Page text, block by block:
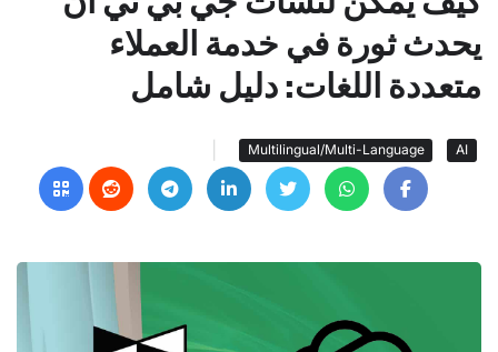
يحدث ثورة في خدمة العملاء
متعددة اللغات: دليل شامل
AI
Multilingual/Multi-Language